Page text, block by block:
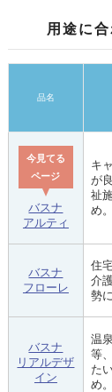
用途に
品名
今見てる
ページ
バスナ
アルティ
キ
が
祉
め。
バスナ
フローレ
住
介
勢
バスナ
リアルデザ
イン
温
等
た
め。